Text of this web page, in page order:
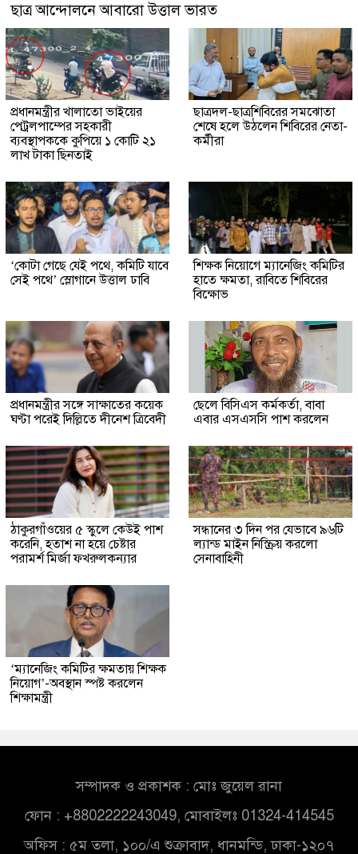
ছাত্র আন্দোলনে আবারো উত্তাল ভারত
প্রধানমন্ত্রীর খালাতো ভাইয়ের
পেট্রলপাম্পের সহকারী
ব্যবস্থাপককে কুপিয়ে ১ কোটি ২১
লাখ টাকা ছিনতাই
ছাত্রদল-ছাত্রশিবিরের সমঝোতা
শেষে হলে উঠলেন শিবিরের নেতা-
কর্মীরা
‘কোটা গেছে যেই পথে, কমিটি যাবে
সেই পথে’ স্লোগানে উত্তাল ঢাবি
শিক্ষক নিয়োগে ম্যানেজিং কমিটির
হাতে ক্ষমতা, রাবিতে শিবিরের
বিক্ষোভ
প্রধানমন্ত্রীর সঙ্গে সাক্ষাতের কয়েক
ঘণ্টা পরেই দিল্লিতে দীনেশ ত্রিবেদী
ছেলে বিসিএস কর্মকর্তা, বাবা
এবার এসএসসি পাশ করলেন
ঠাকুরগাঁওয়ের ৫ স্কুলে কেউই পাশ
করেনি, হতাশ না হয়ে চেষ্টার
পরামর্শ মির্জা ফখরুলকন্যার
সন্ধানের ৩ দিন পর যেভাবে ৯৬টি
ল্যান্ড মাইন নিস্ক্রিয় করলো
সেনাবাহিনী
‘ম্যানেজিং কমিটির ক্ষমতায় শিক্ষক
নিয়োগ’-অবস্থান স্পষ্ট করলেন
শিক্ষামন্ত্রী
সম্পাদক ও প্রকাশক : মোঃ জুয়েল রানা
ফোন : +8802222243049, মোবাইলঃ 01324-414545
অফিস : ৫ম তলা, ১০০/এ শুক্রাবাদ, ধানমন্ডি, ঢাকা-১২০৭